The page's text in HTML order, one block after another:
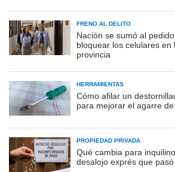
FRENO AL DELITO
Nación se sumó al
bloquear los celulares en
provincia
HERRAMIENTAS
Cómo afilar un
para mejorar el agarre
PROPIEDAD PRIVADA
Qué cambia para
desalojo exprés que